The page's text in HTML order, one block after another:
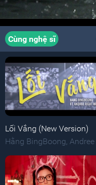
Cùng nghệ sĩ
Lối Vắng (New Version)
Hằng BingBoong Andree